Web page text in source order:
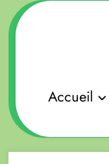
Aller
au
Accueil